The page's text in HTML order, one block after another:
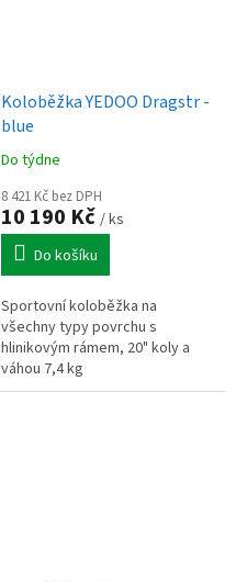
Koloběžka YEDOO Dragstr -
blue
Do týdne
8 421 Kč bez DPH
10 190 Kč / ks
Do košíku
Sportovní koloběžka na
všechny typy povrchu s
hlinikovým rámem, 20" koly a
váhou 7,4 kg